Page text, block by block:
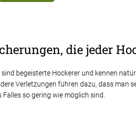
die jeder
begeisterte Hockerer und kennen
Verletzungen führen dazu, dass man
Falles so gering wie möglich sind.